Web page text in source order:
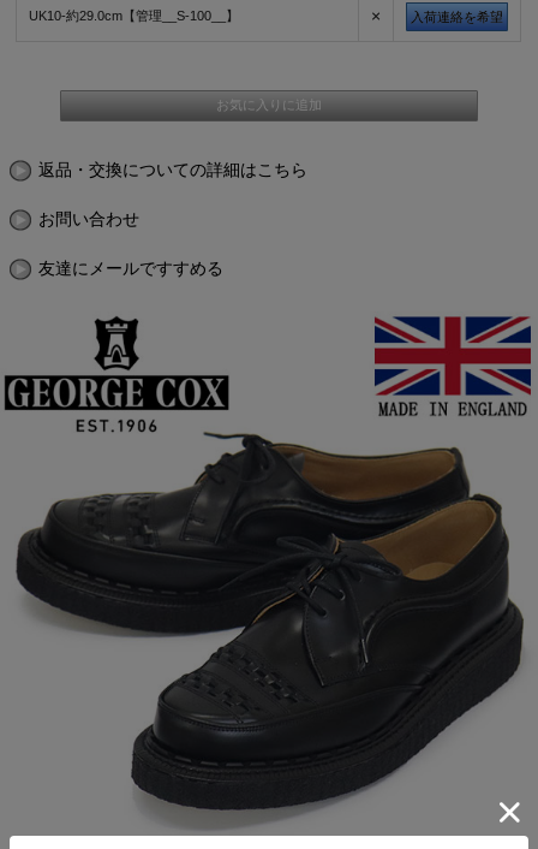
UK10-約29.0cm【管理__S-100__】 × 入荷連絡を希望
返品・交換についての詳細はこちら
お問い合わせ
友達にメールですすめる